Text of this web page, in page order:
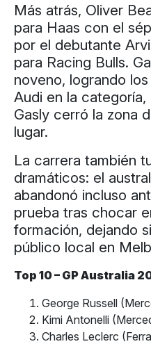
Más atrás, Oliver
para Haas con el
por el debutante
para Racing Bulls.
noveno, logrando
Audi en la
Gasly cerró la zona
lugar.
La carrera también
dramáticos: el
abandonó incluso
prueba tras chocar
formación, dejando
público local en
Top 10 – GP Australia
George Russell
Kimi Antonelli
Charles Leclerc